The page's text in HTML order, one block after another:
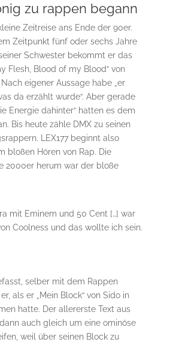
zu rappen begann
Zeitreise ans Ende der 90er.
Zeitpunkt fünf oder sechs Jahre
Schwester bekommt er das
Flesh, Blood of my Blood“ von
eigener Aussage habe „er
da erzählt wurde“. Aber gerade
Energie dahinter“ hatten es dem
Bis heute zähle DMX zu seinen
LEX177 beginnt also
bloßen Hören von Rap. Die
2000er herum war der bloße
mit Eminem und 50 Cent […] war
Coolness und das wollte ich sein.
selber mit dem Rappen
als er „Mein Block“ von Sido in
hatte. Der allererste Text aus
auch gleich um eine ominöse
weil über seinen Block zu